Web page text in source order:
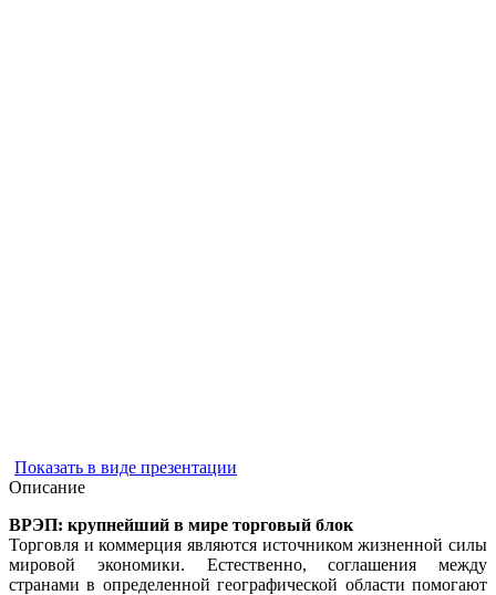
Показать в виде презентации
Описание
ВРЭП: крупнейший в мире торговый блок
Торговля и коммерция являются источником жизненной силы
мировой экономики. Естественно, соглашения между
странами в определенной географической области помогают